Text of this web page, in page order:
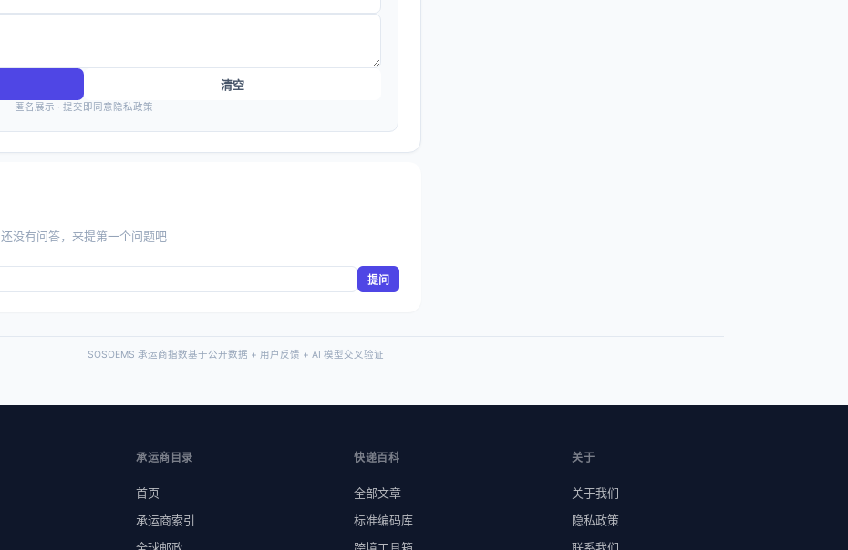
清空
匿名展示 · 提交即同意隐私政策
还没有问答，来提第一个问题吧
提问
SOSOEMS 承运商指数基于公开数据 + 用户反馈 + AI 模型交叉验证
承运商目录
首页
承运商索引
快递百科
全部文章
标准编码库
关于
关于我们
隐私政策